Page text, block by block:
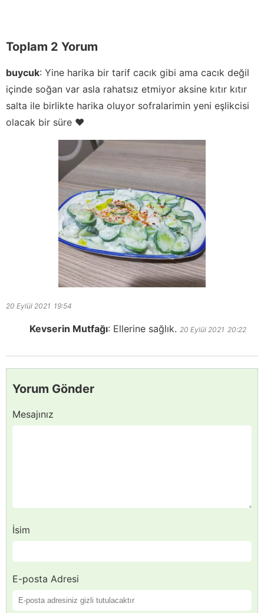
Toplam 2 Yorum
buycuk: Yine harika bir tarif cacık gibi ama cacık değil
içinde soğan var asla rahatsız etmiyor aksine kıtır kıtır
salta ile birlikte harika oluyor sofralarimin yeni eşlikcisi
olacak bir süre ❤️
20 Eylül 2021 19:54
Kevserin Mutfağı: Ellerine sağlık. 20 Eylül 2021 20:22
Yorum Gönder
Mesajınız
İsim
E-posta Adresi